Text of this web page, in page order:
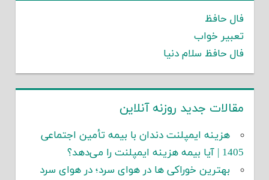
فال حافظ
تعبیر خواب
فال حافظ سلام دنیا
مقالات جدید روزنه آنلاین
هزینه ایمپلنت دندان با بیمه تأمین اجتماعی
1405 | آیا بیمه هزینه ایمپلنت را می‌دهد؟
بهترین خوراکی ها در هوای سرد؛ در هوای سرد